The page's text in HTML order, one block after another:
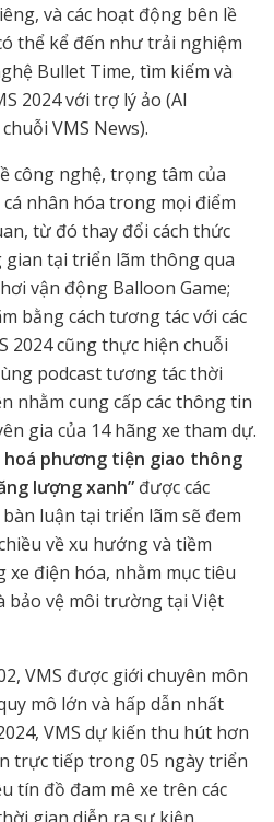
và các hoạt động bên lề
thể kể đến như trải nghiệm
Bullet Time, tìm kiếm và
2024 với trợ lý ảo (AI
VMS News).
công nghệ, trọng tâm của
nhân hóa trong mọi điểm
từ đó thay đổi cách thức
tại triển lãm thông qua
vận động Balloon Game;
bằng cách tương tác với các
2024 cũng thực hiện chuỗi
podcast tương tác thời
nhằm cung cấp các thông tin
gia của 14 hãng xe tham dự.
phương tiện giao thông
lượng xanh” được các
luận tại triển lãm sẽ đem
về xu hướng và tiềm
xe điện hóa, nhằm mục tiêu
bảo vệ môi trường tại Việt
VMS được giới chuyên môn
mô lớn và hấp dẫn nhất
VMS dự kiến thu hút hơn
trực tiếp trong 05 ngày triển
tín đồ đam mê xe trên các
gian diễn ra sự kiện.